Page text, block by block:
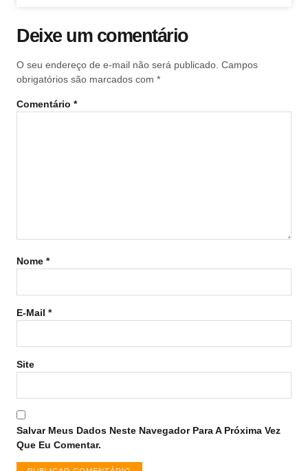
Deixe um comentário
O seu endereço de e-mail não será publicado. Campos
obrigatórios são marcados com *
Comentário *
Nome *
E-Mail *
Site
Salvar Meus Dados Neste Navegador Para A Próxima Vez
Que Eu Comentar.